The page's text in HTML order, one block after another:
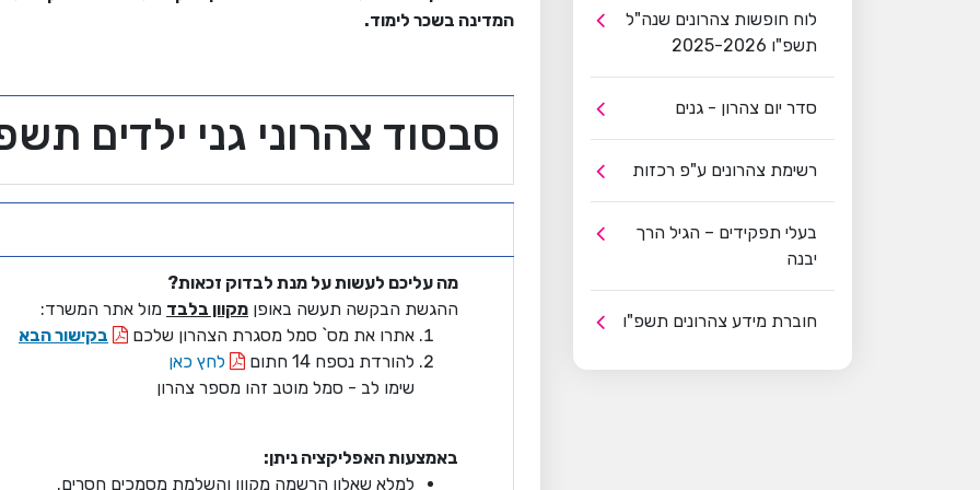
לוח חופשות צהרונים שנה"ל
תשפ"ו 2025-2026
סדר יום צהרון - גנים
רשימת צהרונים ע"פ רכזות
בעלי תפקידים – הגיל הרך
יבנה
חוברת מידע צהרונים תשפ"ו
המדינה בשכר לימוד.
סבסוד צהרוני גני ילדים
מה עליכם לעשות על מנת לבדוק זכאות?
ההגשת הבקשה תעשה באופן מקוון בלבד מול אתר המשרד:
אתרו את מס` סמל מסגרת הצהרון שלכם
בקישור הבא
להורדת נספח 14 חתום
לחץ כאן
שימו לב - סמל מוטב זהו מספר צהרון
באמצעות האפליקציה ניתן:
למלא שאלון הרשמה מקוון והשלמת מסמכים חסרים.